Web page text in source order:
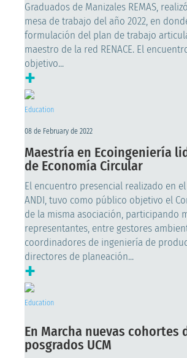
Graduados de Manizales REMAS,
mesa de trabajo del año 2022, en
formulación del plan de trabajo
maestro de la red RENACE. El
objetivo...
+
Education
08 de February de 2022
Maestría en Ecoingeniería
de Economía Circular
El encuentro presencial realizado en
ANDI, tuvo como público objetivo el
de la misma asociación, participando
representantes, entre gestores
coordinadores de ingeniería de
directores de planeación...
+
Education
En Marcha nuevas cohortes
posgrados UCM